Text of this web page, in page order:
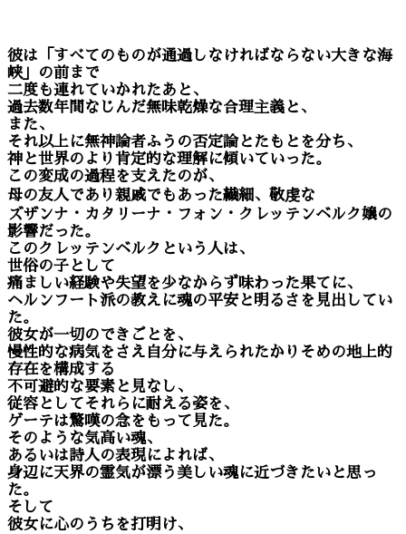
彼は「すべてのものが通過しなければならない大きな海
峡」の前まで
二度も連れていかれたあと、
過去数年間なじんだ無味乾燥な合理主義と、
また、
それ以上に無神論者ふうの否定論とたもとを分ち、
神と世界のより肯定的な理解に傾いていった。
この変成の過程を支えたのが、
母の友人であり親戚でもあった繊細、敬虔な
ズザンナ・カタリーナ・フォン・クレッテンベルク嬢の
影響だった。
このクレッテンベルクという人は、
世俗の子として
痛ましい経験や失望を少なからず味わった果てに、
ヘルンフート派の教えに魂の平安と明るさを見出してい
た。
彼女が一切のできごとを、
慢性的な病気をさえ自分に与えられたかりそめの地上的
存在を構成する
不可避的な要素と見なし、
従容としてそれらに耐える姿を、
ゲーテは驚嘆の念をもって見た。
そのような気高い魂、
あるいは詩人の表現によれば、
身辺に天界の霊気が漂う美しい魂に近づきたいと思っ
た。
そして
彼女に心のうちを打明け、